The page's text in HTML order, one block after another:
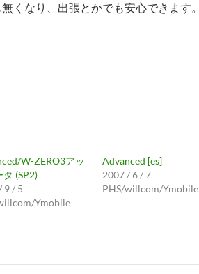
くなり、出張とかでも安心できます。
W-ZERO3アッ
タ (SP2)
9 / 5
Ymobile
Advanced [es]
2007 / 6 / 7
PHS/willcom/Ymobile